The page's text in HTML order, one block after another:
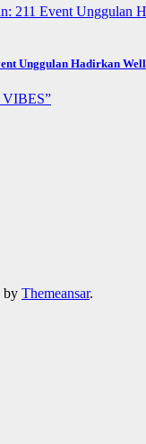
Unggulan Hadirkan
by Themeansar.